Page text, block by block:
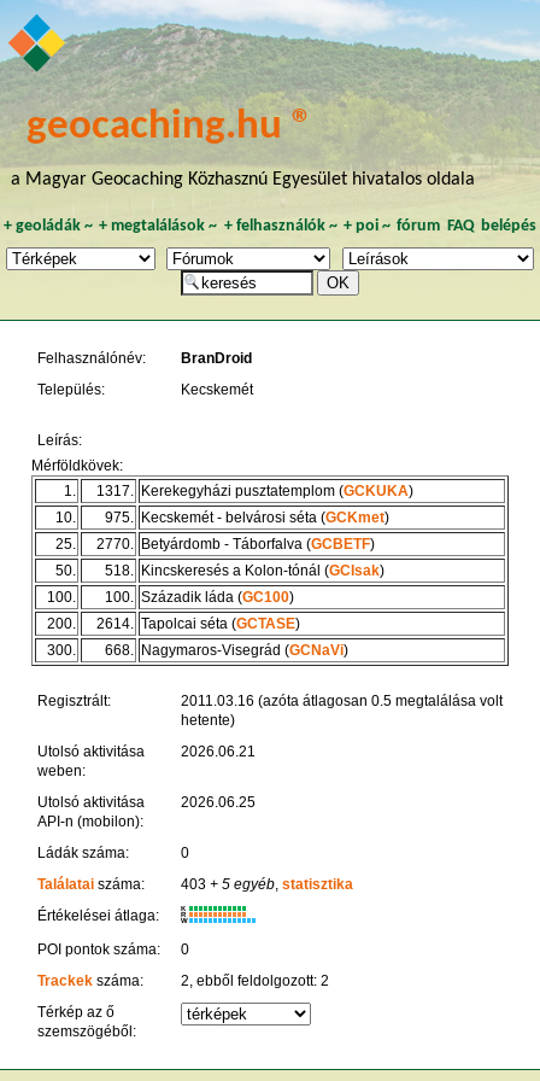
geocaching.hu ®
a Magyar Geocaching Közhasznú Egyesület hivatalos oldala
+ geoládák~ +megtalálások ~ + felhasználók~ + poi~ fórum FAQ belépés
Felhasználónév:
BranDroid
Település:
Kecskemét
Leírás:
Mérföldkövek:
1.
1317. Kerekegyházi pusztatemplom (GCKUKA)
10.
975. Kecskemét - belvárosi séta (GCKmet)
25.
2770. Betyárdomb - Táborfalva (GCBETF)
50.
518. Kincskeresés a Kolon-tónál (GCIsak)
100.
100. Századik láda (GC100)
200.
2614. Tapolcai séta (GCTASE)
300.
668. Nagymaros-Visegrád (GCNaVi)
Regisztrált:
2011.03.16 (azóta átlagosan 0.5 megtalálása volt
hetente)
Utolsó aktivitása
weben:
2026.06.21
Utolsó aktivitása
API-n (mobilon):
2026.06.25
Ládák száma:
0
Találatai száma: 403+ 5 egyéb, statisztika
Értékelései átlaga:
K
R
W
POI pontok száma:
0
Trackek száma:
2, ebből feldolgozott: 2
Térkép az ő
szemszögéből: